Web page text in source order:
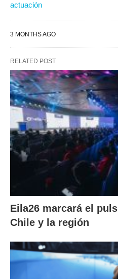
actuación
3 MONTHS AGO
RELATED POST
Eila26 marcará el
Chile y la región